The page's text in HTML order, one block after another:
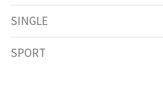
SINGLE
SPORT